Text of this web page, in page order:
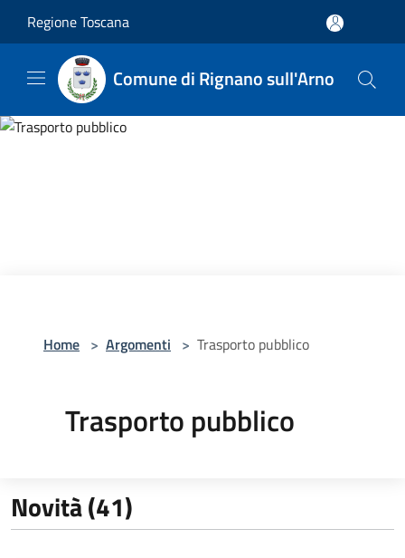
Regione Toscana
Comune di Rignano sull'Arno
Home > Argomenti > Trasporto pubblico
Trasporto pubblico
Novità (41)